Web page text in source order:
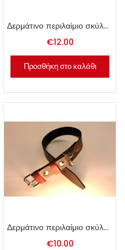
Δερμάτινο περιλαίμιο σκύλου 3.5x60cm μαύρο.
€12.00
Προσθήκη στο καλάθι
Δερμάτινο περιλαίμιο σκύλου 3x55cm καφέ.
€10.00